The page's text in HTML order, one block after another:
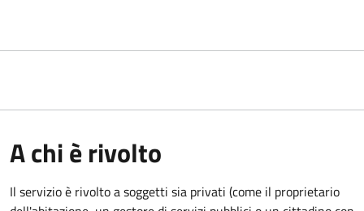
A chi è rivolto
Il servizio è rivolto a soggetti sia privati (come il proprietario